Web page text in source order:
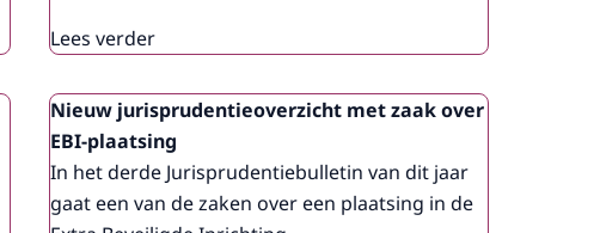
Lees verder
Nieuw jurisprudentieoverzicht met zaak over
EBI-plaatsing
In het derde Jurisprudentiebulletin van dit jaar
gaat een van de zaken over een plaatsing in de